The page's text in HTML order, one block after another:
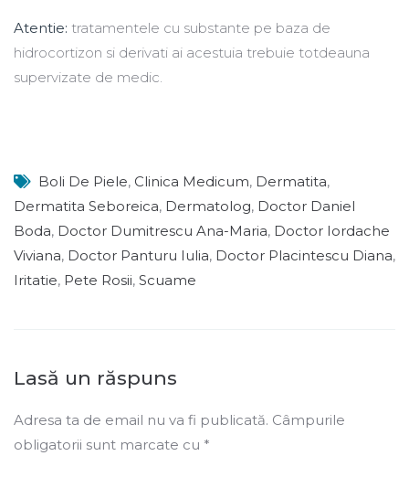
Atentie: tratamentele cu substante pe baza de
hidrocortizon si derivati ai acestuia trebuie totdeauna
supervizate de medic.
Boli De Piele, Clinica Medicum, Dermatita,
Dermatita Seboreica, Dermatolog, Doctor Daniel
Boda, Doctor Dumitrescu Ana-Maria, Doctor Iordache
Viviana, Doctor Panturu Iulia, Doctor Placintescu Diana,
Iritatie, Pete Rosii, Scuame
Lasă un răspuns
Adresa ta de email nu va fi publicată. Câmpurile
obligatorii sunt marcate cu *